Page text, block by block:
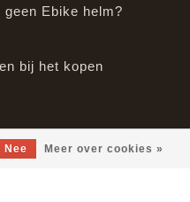
Nee Meer over cookies »
Ebike helm?
bij het kopen